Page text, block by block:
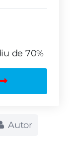
de 70%
Autor